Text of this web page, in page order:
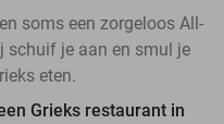
soms een zorgeloos All-
schuif je aan en smul je
eten.
Grieks restaurant in